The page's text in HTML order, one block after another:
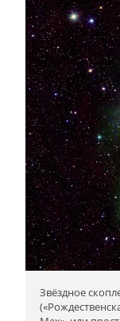
Звёздное